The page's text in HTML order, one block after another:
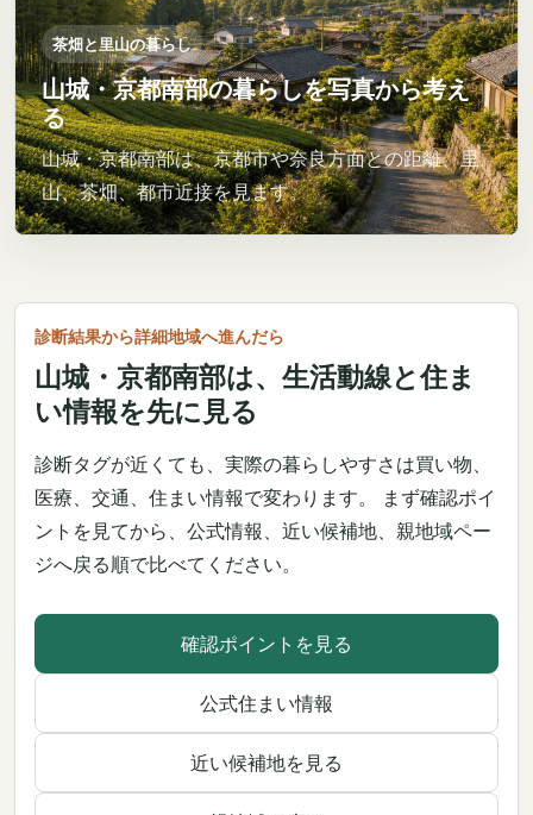
茶畑と里山の暮らし
山城・京都南部の暮らしを写真から考え
る
山城・京都南部は、京都市や奈良方面との距離、里
山、茶畑、都市近接を見ます。
診断結果から詳細地域へ進んだら
山城・京都南部は、生活動線と住ま
い情報を先に見る
診断タグが近くても、実際の暮らしやすさは買い物、
医療、交通、住まい情報で変わります。 まず確認ポイ
ントを見てから、公式情報、近い候補地、親地域ペー
ジへ戻る順で比べてください。
確認ポイントを見る
公式住まい情報
近い候補地を見る